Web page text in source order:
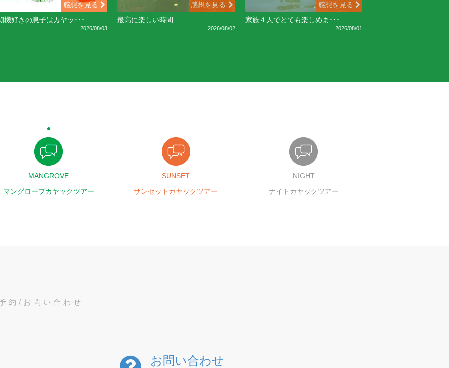
感想を見る
機好きの息子はカヤッ･･･
2026/08/03
感想を見る
最高に楽しい時間
2026/08/02
感想を見る
家族４人でとても楽しめま･･･
2026/08/01
MANGROVE
マングローブカヤックツアー
SUNSET
サンセットカヤックツアー
NIGHT
ナイトカヤックツアー
約/お問い合わせ
お問い合わせ